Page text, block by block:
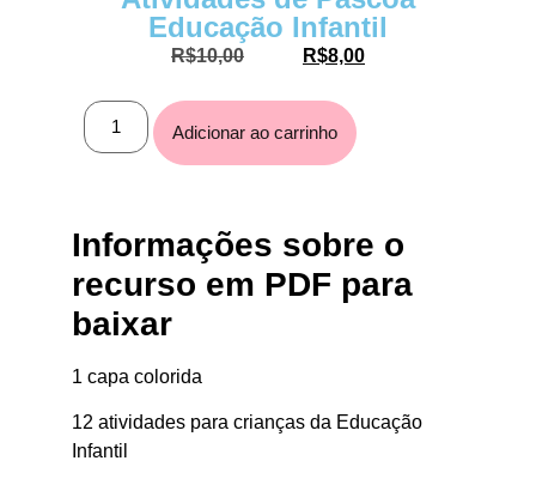
Educação Infantil
R$10,00 R$8,00
Adicionar ao carrinho
Informações sobre o
recurso em PDF para
baixar
1 capa colorida
12 atividades para crianças da Educação
Infantil